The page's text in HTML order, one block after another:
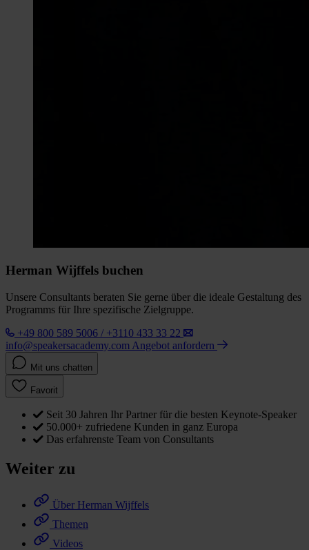
Herman Wijffels buchen
Unsere Consultants beraten Sie gerne über die ideale Gestaltung des
Programms für Ihre spezifische Zielgruppe.
+49 800 589 5006 / +3110 433 33 22
info@speakersacademy.com Angebot anfordern
Mit uns chatten
Favorit
Seit 30 Jahren Ihr Partner für die besten Keynote-Speaker
50.000+ zufriedene Kunden in ganz Europa
Das erfahrenste Team von Consultants
Weiter zu
Über Herman Wijffels
Themen
Videos